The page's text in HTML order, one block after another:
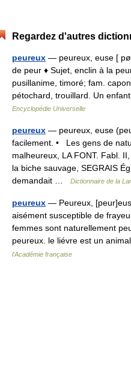
Regardez d'autres
peureux — peureux, euse [
de peur ♦ Sujet, enclin à la
pusillanime, timoré; fam.
pétochard, trouillard. Un
Encyclopédie Universelle
peureux — peureux, euse
facilement. • Les gens de
malheureux, LA FONT. Fabl.
la biche sauvage, SEGRAIS
demandait …
Dictionnaire de la
peureux — Peureux,
aisément susceptible de
femmes sont naturellement
peureux. le liévre est un
l'Académie française